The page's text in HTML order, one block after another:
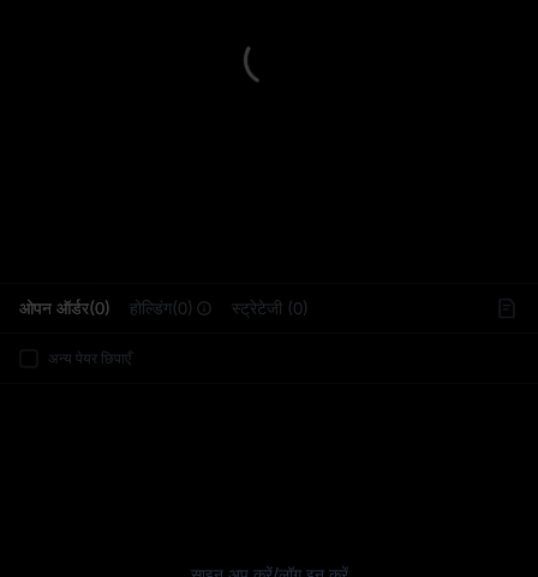
ओपन ऑर्डर(0) होल्डिंग(0) स्ट्रेटेजी (0)
अन्य पेयर छिपाएँ